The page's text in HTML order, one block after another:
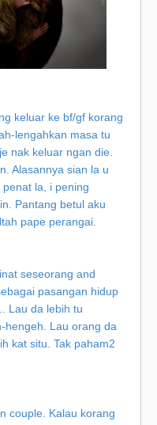
keluar ke bf/gf korang
lengahkan masa tu
nak keluar ngan die.
Alasannya sian la u
la, i pening
Pantang betul aku
pape perangai.
seseorang and
pasangan hidup
Lau da lebih tu
hengeh. Lau orang da
kat situ. Tak paham2
couple. Kalau korang